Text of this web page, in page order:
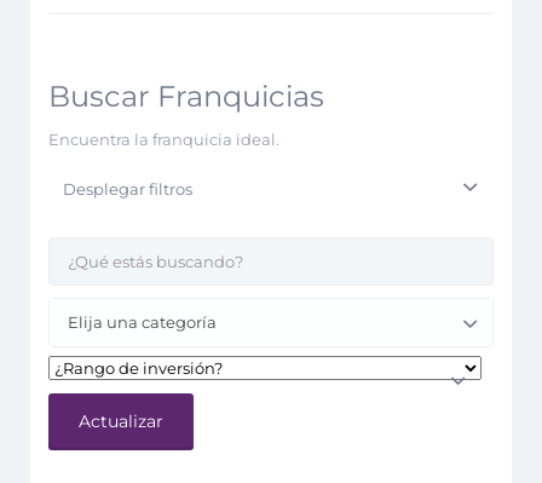
Buscar Franquicias
Encuentra la franquicia ideal.
Desplegar filtros
Elija una categoría
Actualizar